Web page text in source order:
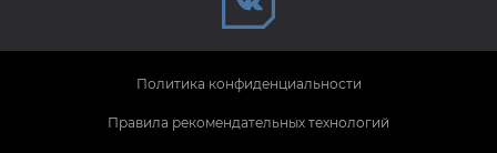
Политика конфиденциальности
Правила рекомендательных технологий